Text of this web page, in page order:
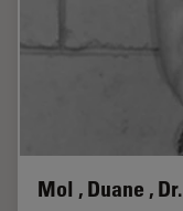
Mol , Duane , Dr.